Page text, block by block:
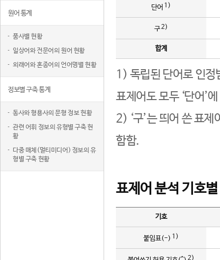
원어 통계
품사별 현황
일상어와 전문어의 원어 현황
외래어와 혼종어의 언어명별 현황
정보별 구축 통계
동사와 형용사의 문형 정보 현황
관련 어휘 정보의 유형별 구축 현
황
다중 매체(멀티미디어) 정보의 유
형별 구축 현황
단어 1)
구2)
합계
1) 독립된 단어로 인정
표제어도 모두 ‘단어’
2) ‘구’는 띄어 쓴 표
함함.
표제어 분석 기호
기호
붙임표(-) 1)
2)